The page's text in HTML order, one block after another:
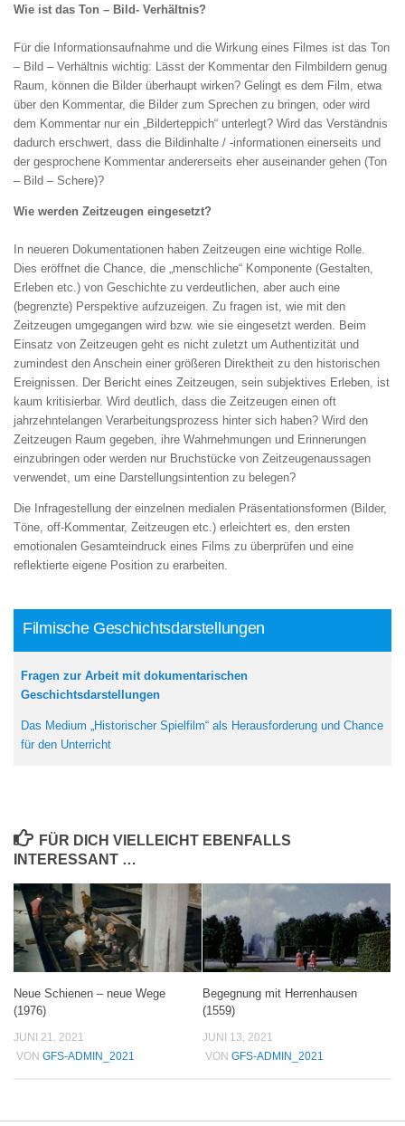
Wie ist das Ton – Bild- Verhältnis?
Für die Informationsaufnahme und die Wirkung eines Filmes ist das Ton
– Bild – Verhältnis wichtig: Lässt der Kommentar den Filmbildern genug
Raum, können die Bilder überhaupt wirken? Gelingt es dem Film, etwa
über den Kommentar, die Bilder zum Sprechen zu bringen, oder wird
dem Kommentar nur ein „Bilderteppich“ unterlegt? Wird das Verständnis
dadurch erschwert, dass die Bildinhalte / -informationen einerseits und
der gesprochene Kommentar andererseits eher auseinander gehen (Ton
– Bild – Schere)?
Wie werden Zeitzeugen eingesetzt?
In neueren Dokumentationen haben Zeitzeugen eine wichtige Rolle.
Dies eröffnet die Chance, die „menschliche“ Komponente (Gestalten,
Erleben etc.) von Geschichte zu verdeutlichen, aber auch eine
(begrenzte) Perspektive aufzuzeigen. Zu fragen ist, wie mit den
Zeitzeugen umgegangen wird bzw. wie sie eingesetzt werden. Beim
Einsatz von Zeitzeugen geht es nicht zuletzt um Authentizität und
zumindest den Anschein einer größeren Direktheit zu den historischen
Ereignissen. Der Bericht eines Zeitzeugen, sein subjektives Erleben, ist
kaum kritisierbar. Wird deutlich, dass die Zeitzeugen einen oft
jahrzehntelangen Verarbeitungsprozess hinter sich haben? Wird den
Zeitzeugen Raum gegeben, ihre Wahrnehmungen und Erinnerungen
einzubringen oder werden nur Bruchstücke von Zeitzeugenaussagen
verwendet, um eine Darstellungsintention zu belegen?
Die Infragestellung der einzelnen medialen Präsentationsformen (Bilder,
Töne, off-Kommentar, Zeitzeugen etc.) erleichtert es, den ersten
emotionalen Gesamteindruck eines Films zu überprüfen und eine
reflektierte eigene Position zu erarbeiten.
Filmische Geschichtsdarstellungen
Fragen zur Arbeit mit dokumentarischen
Geschichtsdarstellungen
Das Medium „Historischer Spielfilm“ als Herausforderung und Chance
für den Unterricht
FÜR DICH VIELLEICHT EBENFALLS
INTERESSANT …
Neue Schienen – neue Wege
(1976)
JUNI 21, 2021
VON GFS-ADMIN_2021
Begegnung mit Herrenhausen
(1559)
JUNI 13, 2021
VON GFS-ADMIN_2021